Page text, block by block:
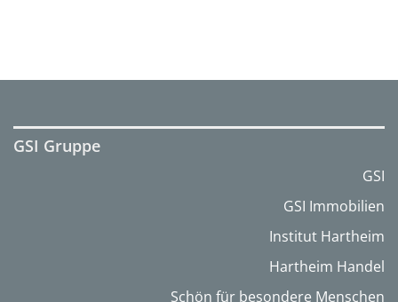
GSI Gruppe
GSI
GSI Immobilien
Institut Hartheim
Hartheim Handel
Schön für besondere Menschen